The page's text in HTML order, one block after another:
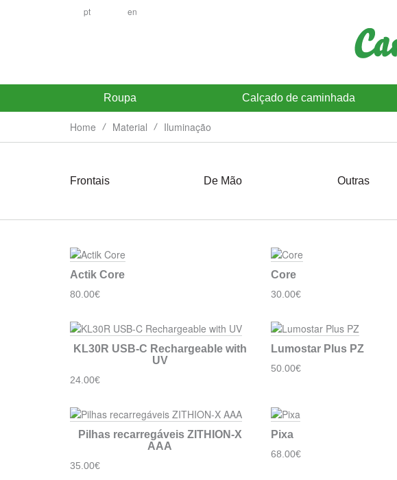
pt en
Roupa Calçado de caminhada
Home Material Iluminação
Frontais De Mão Outras
Actik Core
80.00€
Core
30.00€
KL30R USB-C Rechargeable with
UV
24.00€
Lumostar Plus PZ
50.00€
Pilhas recarregáveis ​​ZITHION-X
AAA
35.00€
Pixa
68.00€